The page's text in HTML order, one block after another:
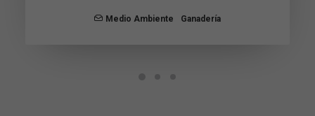
Medio Ambiente Ganadería
funcione lo